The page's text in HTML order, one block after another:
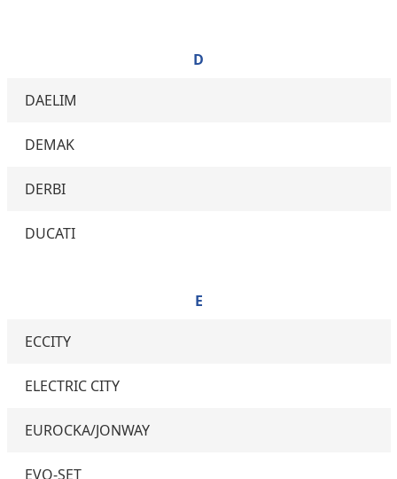
D
DAELIM
DEMAK
DERBI
DUCATI
E
ECCITY
ELECTRIC CITY
EUROCKA/JONWAY
EVO-SET